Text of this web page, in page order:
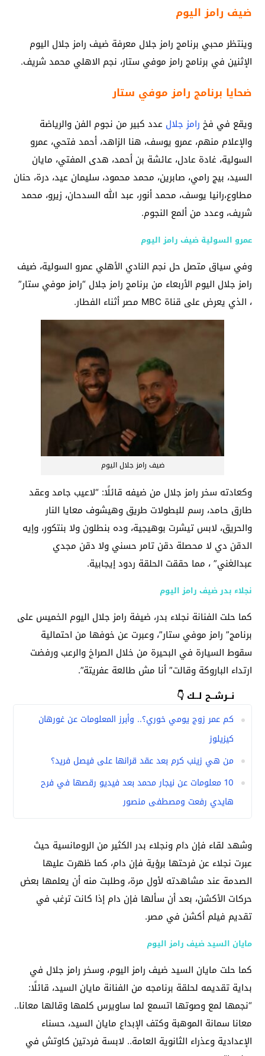
ضيف رامز اليوم
وينتظر محبي برنامج رامز جلال معرفة ضيف رامز جلال اليوم
الإثنين في برنامج رامز موفي ستار، نجم الاهلي محمد شريف.
ضحايا برنامج رامز موفي ستار
ويقع في فخ رامز جلال عدد كبير من نجوم الفن والرياضة
والإعلام منهم، عمرو يوسف، هنا الزاهد، أحمد فتحي، عمرو
السولية، غادة عادل، عائشة بن أحمد، هدى المفتي، مايان
السيد، بيج رامي، صابرين، محمد محمود، سليمان عيد، درة، حنان
مطاوع،رانيا يوسف، محمد أنور، عبد الله السدحان، زيرو، محمد
شريف، وعدد من ألمع النجوم.
عمرو السولية ضيف رامز اليوم
وفي سياق متصل حل نجم النادي الأهلي عمرو السولية، ضيف
رامز جلال اليوم الأربعاء من برنامج رامز جلال “رامز موفي ستار”
، الذي يعرض على قناة MBC مصر أثناء الفطار.
ضيف رامز جلال اليوم
وكعادته سخر رامز جلال من ضيفه قائلًا: “لاعيب جامد وعقد
طارق حامد، رسم للبطولات طريق وهيشوف معايا النار
والحريق، لابس تيشرت بوهيجية، وده بنطلون ولا بنتكور، وإيه
الدقن دي لا محصلة دقن تامر حسني ولا دقن مجدي
عبدالغني” ، مما حققت الحلقة ردود إيجابية.
نجلاء بدر ضيف رامز اليوم
كما حلت الفنانة نجلاء بدر، ضيفة رامز جلال اليوم الخميس على
برنامج” رامز موفي ستار”، وعبرت عن خوفها من احتمالية
سقوط السيارة في البحيرة من خلال الصراخ والرعب ورفضت
ارتداء الباروكة وقالت” أنا مش طالعة عفريتة”.
نــرشــح لــك 👇
كم عمر زوج يومي خوري؟.. وأبرز المعلومات عن غورهان
كيزيلوز
من هي زينب كرم بعد عقد قرانها على فيصل فريد؟
10 معلومات عن نيجار محمد بعد فيديو رقصها في فرح
هايدي رفعت ومصطفى منصور
وشهد لقاء فإن دام ونجلاء بدر الكثير من الرومانسية حيث
عبرت نجلاء عن فرحتها برؤية فإن دام، كما ظهرت عليها
الصدمة عند مشاهدته لأول مرة، وطلبت منه أن يعلمها بعض
حركات الأكشن، بعد أن سألها فإن دام إذا كانت ترغب في
تقديم فيلم أكشن في مصر.
مايان السيد ضيف رامز اليوم
كما حلت مايان السيد ضيف رامز اليوم، وسخر رامز جلال في
بداية تقديمه لحلقة برنامجه من الفنانة مايان السيد، قائلًا:
“نجمها لمع وصوتها اتسمع لما ساويرس كلمها وقالها معانا..
معانا سمانة الموهبة وكتف الإبداع مايان السيد، حسناء
الإعدادية وعذراء الثانوية العامة.. لابسة فردتين كاوتش في